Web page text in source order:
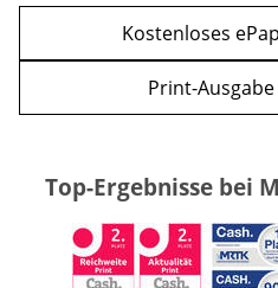
Kostenloses
Print-
Top-Ergebnisse bei